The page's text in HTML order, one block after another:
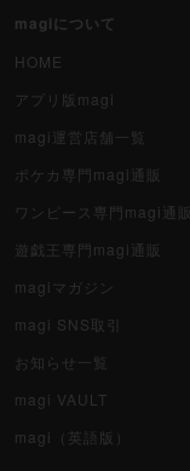
magiについて
HOME
アプリ版magi
magi運営店舗一覧
ポケカ専門magi通販
ワンピース専門magi通販
遊戯王専門magi通販
magiマガジン
magi SNS取引
お知らせ一覧
magi VAULT
magi（英語版）